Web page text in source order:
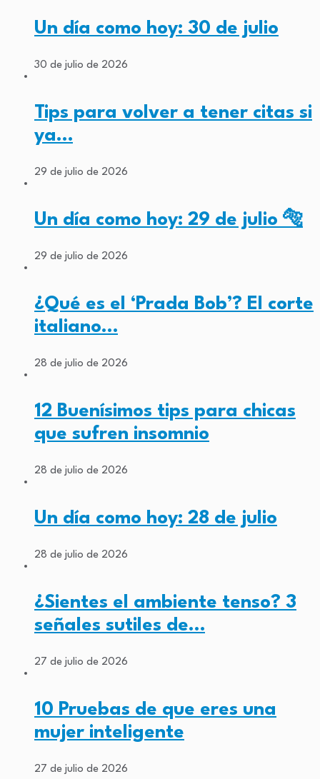
Un día como hoy: 30 de julio
30 de julio de 2026
Tips para volver a tener citas si
ya…
29 de julio de 2026
Un día como hoy: 29 de julio 🐅
29 de julio de 2026
¿Qué es el ‘Prada Bob’? El corte
italiano…
28 de julio de 2026
12 Buenísimos tips para chicas
que sufren insomnio
28 de julio de 2026
Un día como hoy: 28 de julio
28 de julio de 2026
¿Sientes el ambiente tenso? 3
señales sutiles de…
27 de julio de 2026
10 Pruebas de que eres una
mujer inteligente
27 de julio de 2026